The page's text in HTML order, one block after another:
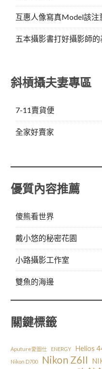
互惠人像寫真Model該注
五本攝影書打好攝影師的
斜槓攝夫妻專區
7-11賣貨便
全家好賣家
優質內容推薦
傻熊看世界
戴小悠的秘密花園
小路攝影工作室
雙魚的海邊
關鍵標籤
Aputure愛圖仕 ENERGY Helios
Nikon D700
Nikon Z6II